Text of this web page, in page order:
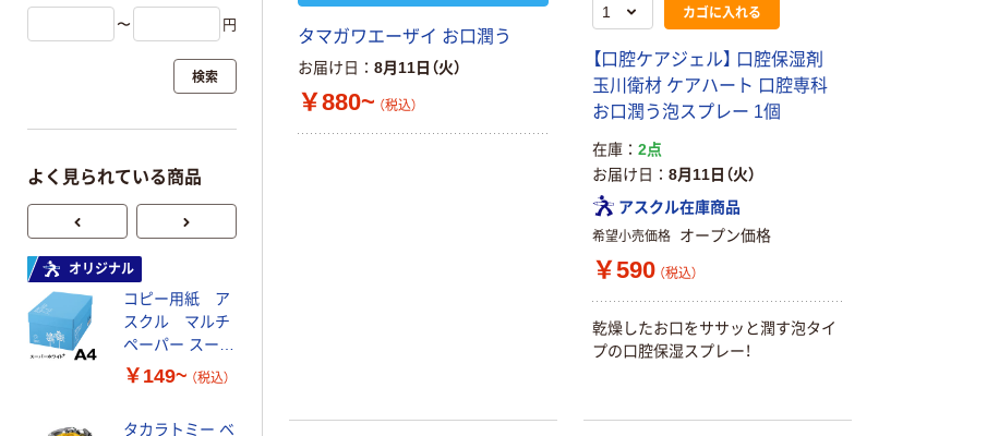
タマガワエーザイ お口潤う
お届け日 8月11日（火）
￥880~ （税込）
カゴに入れる
【口腔ケアジェル】 口腔保湿剤
玉川衛材 ケアハート 口腔専科
お口潤う泡スプレー 1個
在庫
2点
お届け日
8月11日（火）
アスクル在庫商品
希望小売価格 オープン価格
￥590 （税込）
乾燥したお口をササッと潤す泡タイ
プの口腔保湿スプレー！
〜 円
検索
よく見られている商品
オリジナル
コピー用紙 ア
スクル マルチ
ペーパー スーパ
ーホワイト+
￥149~ （税込）
タカラトミー ベ
本気プライス
アスクル はたら
く ふせん
50×15mm
アスクル 「現場
のチカラ」 養生